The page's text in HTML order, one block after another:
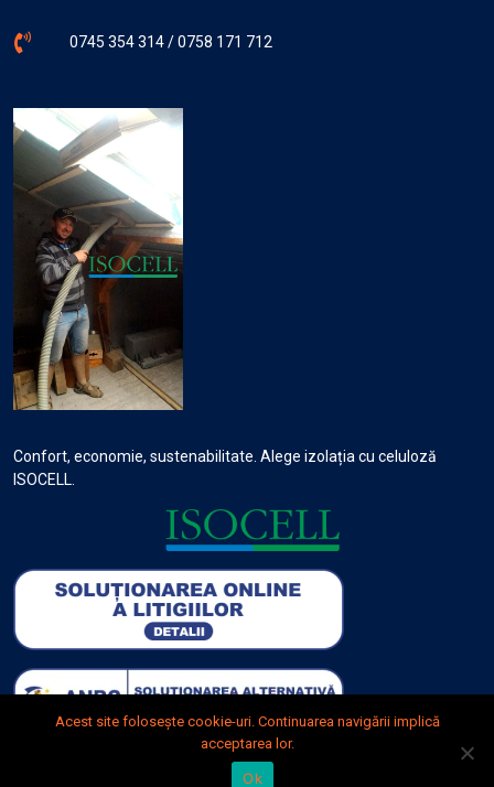
0745 354 314 / 0758 171 712
Confort, economie, sustenabilitate. Alege izolația cu celuloză
ISOCELL.
2025 DanomiConst S.R.L. Made by Starwebs.
Acest site foloseşte cookie-uri. Continuarea navigării implică
acceptarea lor.
Ok